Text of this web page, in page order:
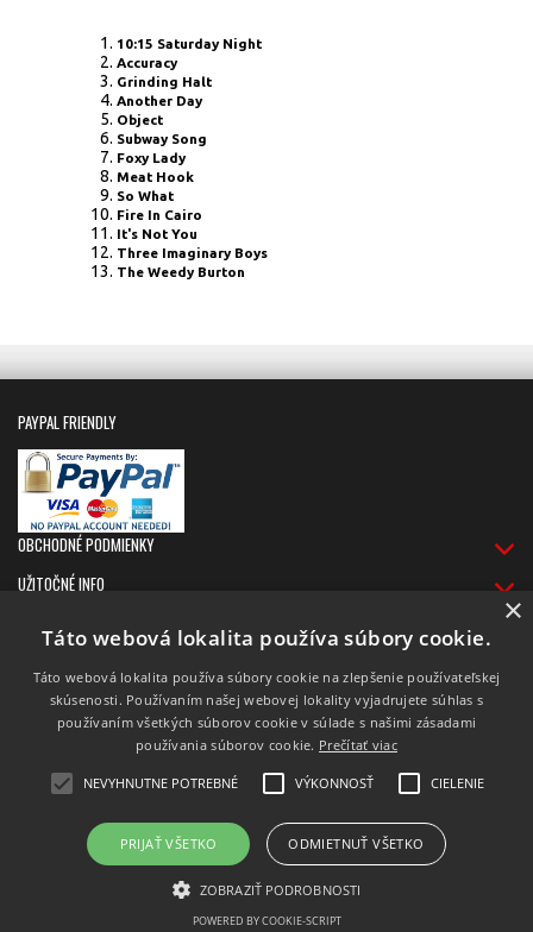
10:15 Saturday Night
Accuracy
Grinding Halt
Another Day
Object
Subway Song
Foxy Lady
Meat Hook
So What
Fire In Cairo
It's Not You
Three Imaginary Boys
The Weedy Burton
PAYPAL FRIENDLY
OBCHODNÉ PODMIENKY
UŽITOČNÉ INFO
Prepnúť zobrazenie na plnú verziu
Copyright 2016 - 2026 © CD AQUARIUS - Rock Shop - CD & LP - Merch Tričká
Tvorba webshopu - Atomer.sk
×
Táto webová lokalita používa súbory cookie.
Táto webová lokalita používa súbory cookie na zlepšenie používateľskej
skúsenosti. Používaním našej webovej lokality vyjadrujete súhlas s
používaním všetkých súborov cookie v súlade s našimi zásadami
používania súborov cookie. Prečítať viac
NEVYHNUTNE POTREBNÉ VÝKONNOSŤ CIELENIE
PRIJAŤ VŠETKO ODMIETNUŤ VŠETKO
ZOBRAZIŤ PODROBNOSTI
POWERED BY COOKIE-SCRIPT